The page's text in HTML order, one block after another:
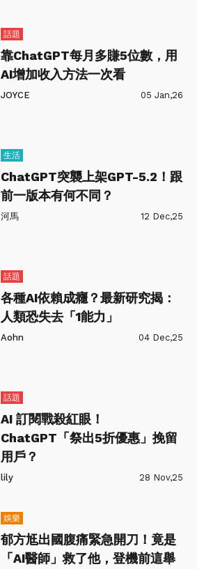
話題
靠ChatGPT每月多賺5位數，用
AI增加收入方法一次看
JOYCE 05 Jan,26
生活
ChatGPT突襲上架GPT-5.2！跟
前一版本有何不同？
河馬 12 Dec,25
話題
各種AI依賴成癮？最新研究揭：
人類恐失去「1能力」
Aohn 04 Dec,25
話題
AI 訂閱戰殺紅眼！
ChatGPT「祭出5折優惠」挽留
用戶？
lily 28 Nov,25
娛樂
郁方尪出國腹痛緊急開刀！竟是
「AI醫師」救了他，登機前這舉